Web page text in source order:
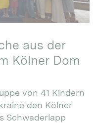
aus der
Kölner Dom
von 41 Kindern
den Kölner
Schwaderlapp